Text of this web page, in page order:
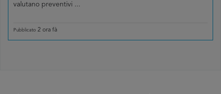
valutano preventivi ...
Pubblicato 2 ora fà